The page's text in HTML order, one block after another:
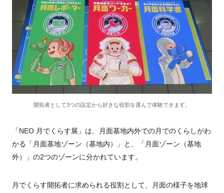
開拓者として3つの設定から好きな役割を選んで体験できます。
「NEO 月でくらす展」は、月面基地内外での月でのくらしがわ
かる「月面基地ゾーン（基地内）」と、「月面ゾーン（基地
外）」の2つのゾーンに分かれています。
月でくらす開拓者に求められる役割として、月面の様子を地球